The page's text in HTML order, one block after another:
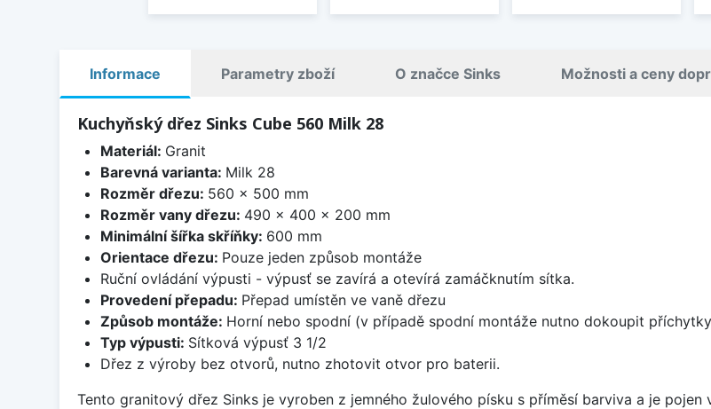
Informace Parametry zboží O značce Sinks Možnosti a ceny
Kuchyňský dřez Sinks Cube 560 Milk 28
Materiál: Granit
Barevná varianta: Milk 28
Rozměr dřezu: 560 x 500 mm
Rozměr vany dřezu: 490 x 400 x 200 mm
Minimální šířka skříňky: 600 mm
Orientace dřezu: Pouze jeden způsob montáže
Ruční ovládání výpusti - výpusť se zavírá a otevírá zamáčknutím sítka.
Provedení přepadu: Přepad umístěn ve vaně dřezu
Způsob montáže: Horní nebo spodní (v případě spodní montáže nutno dokoupit
Typ výpusti: Sítková výpusť 3 1/2
Dřez z výroby bez otvorů, nutno zhotovit otvor pro baterii.
Tento granitový dřez Sinks je vyroben z jemného žulového písku s příměsí barviva a je